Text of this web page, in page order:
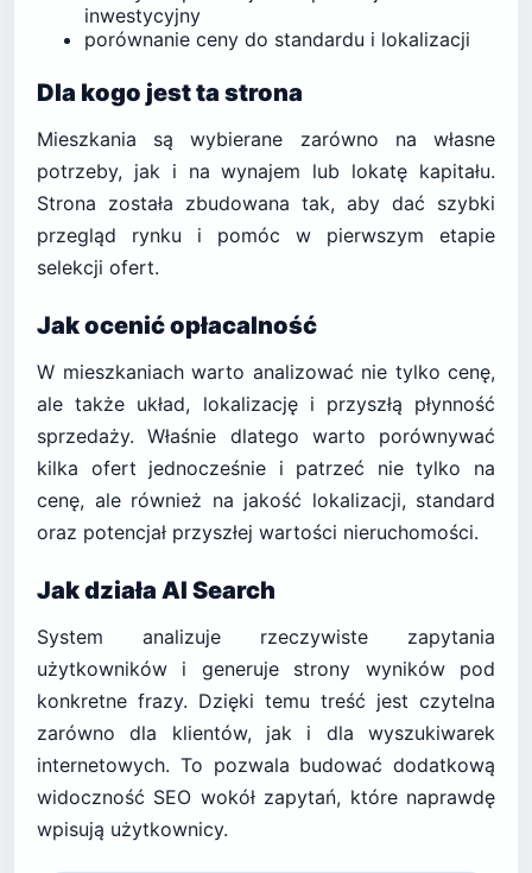
inwestycyjny
porównanie ceny do standardu i lokalizacji
Dla kogo jest ta strona
Mieszkania są wybierane zarówno na własne
potrzeby, jak i na wynajem lub lokatę kapitału.
Strona została zbudowana tak, aby dać szybki
przegląd rynku i pomóc w pierwszym etapie
selekcji ofert.
Jak ocenić opłacalność
W mieszkaniach warto analizować nie tylko cenę,
ale także układ, lokalizację i przyszłą płynność
sprzedaży. Właśnie dlatego warto porównywać
kilka ofert jednocześnie i patrzeć nie tylko na
cenę, ale również na jakość lokalizacji, standard
oraz potencjał przyszłej wartości nieruchomości.
Jak działa AI Search
System analizuje rzeczywiste zapytania
użytkowników i generuje strony wyników pod
konkretne frazy. Dzięki temu treść jest czytelna
zarówno dla klientów, jak i dla wyszukiwarek
internetowych. To pozwala budować dodatkową
widoczność SEO wokół zapytań, które naprawdę
wpisują użytkownicy.